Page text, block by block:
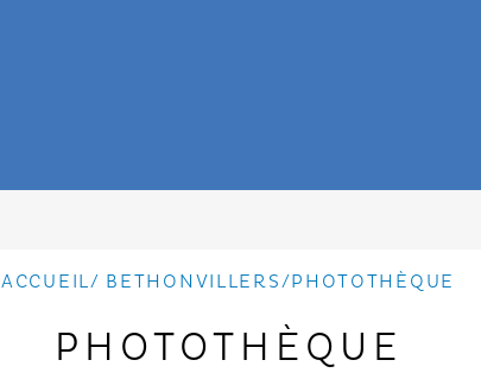
ACCUEIL/ BETHONVILLERS/PHOTOTHÈQUE
PHOTOTHÈQUE